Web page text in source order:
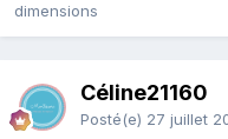
dimensions
Céline21160
Posté(e) 27 juillet